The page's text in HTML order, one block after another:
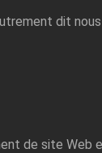
dit
de site Web